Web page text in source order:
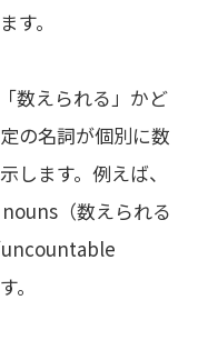
す。
数えられる」かど
の名詞が個別に数
します。例えば、
（数えられる
uncountable
。